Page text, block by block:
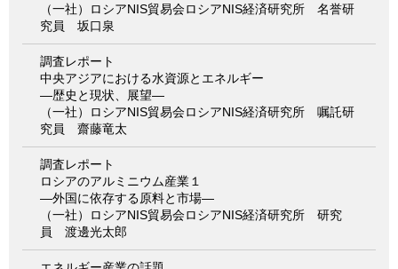
（一社）ロシアNIS貿易会ロシアNIS経済研究所 名誉研
究員 坂口泉
調査レポート
中央アジアにおける水資源とエネルギー
―歴史と現状、展望―
（一社）ロシアNIS貿易会ロシアNIS経済研究所 嘱託研
究員 齋藤竜太
調査レポート
ロシアのアルミニウム産業１
―外国に依存する原料と市場―
（一社）ロシアNIS貿易会ロシアNIS経済研究所 研究
員 渡邊光太郎